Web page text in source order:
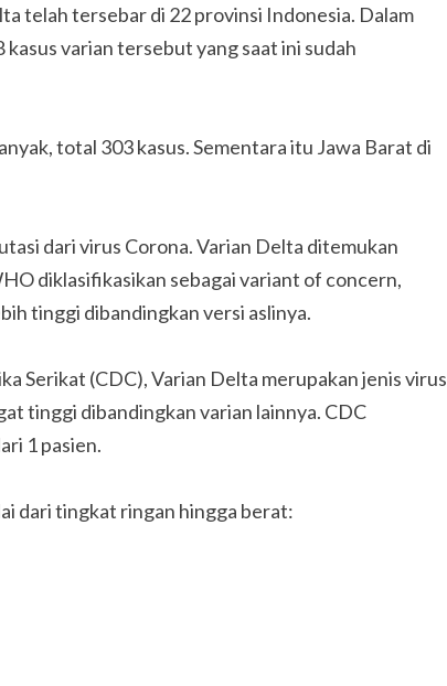
telah tersebar di 22 provinsi Indonesia. Dalam
varian tersebut yang saat ini sudah
total 303 kasus. Sementara itu Jawa Barat di
dari virus Corona. Varian Delta ditemukan
diklasifikasikan sebagai variant of concern,
tinggi dibandingkan versi aslinya.
Serikat (CDC), Varian Delta merupakan jenis virus
tinggi dibandingkan varian lainnya. CDC
1 pasien.
dari tingkat ringan hingga berat: